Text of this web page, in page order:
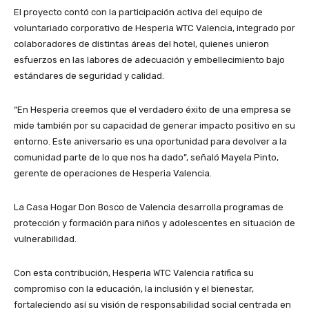
El proyecto contó con la participación activa del equipo de
voluntariado corporativo de Hesperia WTC Valencia, integrado por
colaboradores de distintas áreas del hotel, quienes unieron
esfuerzos en las labores de adecuación y embellecimiento bajo
estándares de seguridad y calidad.
“En Hesperia creemos que el verdadero éxito de una empresa se
mide también por su capacidad de generar impacto positivo en su
entorno. Este aniversario es una oportunidad para devolver a la
comunidad parte de lo que nos ha dado”, señaló Mayela Pinto,
gerente de operaciones de Hesperia Valencia.
La Casa Hogar Don Bosco de Valencia desarrolla programas de
protección y formación para niños y adolescentes en situación de
vulnerabilidad.
Con esta contribución, Hesperia WTC Valencia ratifica su
compromiso con la educación, la inclusión y el bienestar,
fortaleciendo así su visión de responsabilidad social centrada en